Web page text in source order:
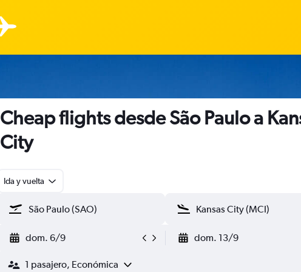
Cheap flights desde São Paulo a
City
Ida y vuelta
dom. 6/9 dom. 13/9
1 pasajero, Económica